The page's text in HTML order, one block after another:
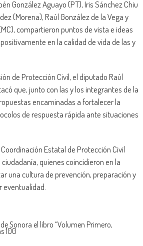
González Aguayo (PT), Iris Sánchez Chiu
(Morena), Raúl González de la Vega y
compartieron puntos de vista e ideas
en la calidad de vida de las y
de Protección Civil, el diputado Raúl
que, junto con las y los integrantes de la
encaminadas a fortalecer la
de respuesta rápida ante situaciones
Estatal de Protección Civil
quienes coincidieron en la
una cultura de prevención, preparación y
eventualidad.
Sonora el libro “Volumen Primero,
100